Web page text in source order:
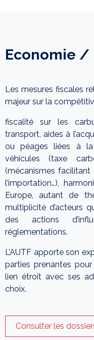
Economie /
Les mesures fiscales
majeur sur la
fiscalité sur les
transport, aides à
ou péages liées à
véhicules (taxe
(mécanismes
l’importation…),
Europe, autant de
multiplicité d’acteurs
des actions
réglementations.
L’AUTF apporte son
parties prenantes
lien étroit avec ses
choix.
Consulter les